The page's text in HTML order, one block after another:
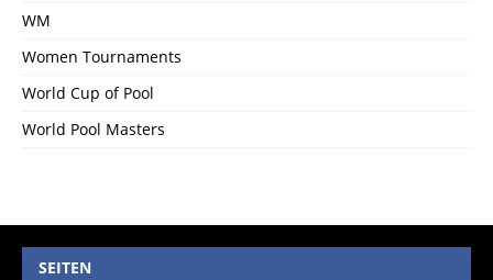
WM
Women Tournaments
World Cup of Pool
World Pool Masters
SEITEN